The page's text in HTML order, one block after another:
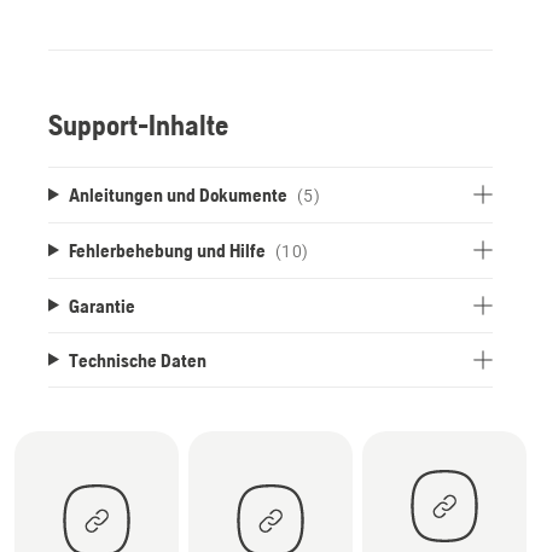
Support-Inhalte
Anleitungen und Dokumente (5)
Fehlerbehebung und Hilfe (10)
Garantie
Technische Daten